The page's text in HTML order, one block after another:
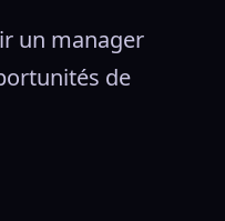
un manager
de